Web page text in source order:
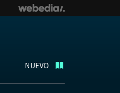
NUEVO